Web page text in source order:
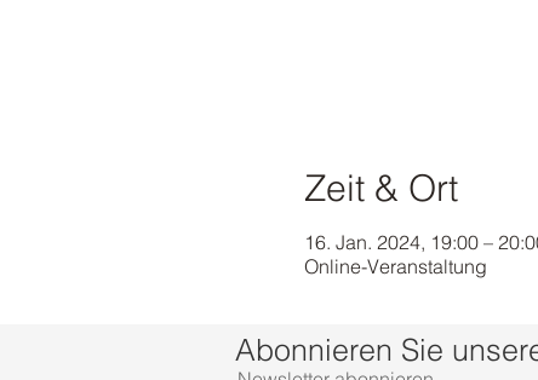
Zeit & Ort
16. Jan. 2024, 19:00 –
Online-Veranstaltung
Abonnieren Sie